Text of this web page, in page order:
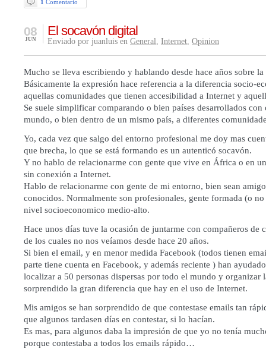
1 Comentario
El socavón digital
08
JUN Enviado por juanluis en General, Internet, Opinion
Mucho se lleva escribiendo y hablando desde hace años sobre la
Básicamente la expresión hace referencia a la diferencia socio-
aquellas comunidades que tienen accesibilidad a Internet y
Se suele simplificar comparando o bien países desarrollados con
mundo, o bien dentro de un mismo país, a diferentes
Yo, cada vez que salgo del entorno profesional me doy mas
que brecha, lo que se está formando es un autenticó socavón.
Y no hablo de relacionarme con gente que vive en África o en
sin conexión a Internet.
Hablo de relacionarme con gente de mi entorno, bien sean
conocidos. Normalmente son profesionales, gente formada (o
nivel socioeconomico medio-alto.
Hace unos días tuve la ocasión de juntarme con compañeros de
de los cuales no nos veíamos desde hace 20 años.
Si bien el email, y en menor medida Facebook (todos tienen
parte tiene cuenta en Facebook, y además reciente ) han
localizar a 50 personas dispersas por todo el mundo y organizar
sorprendido la gran diferencia que hay en el uso de Internet.
Mis amigos se han sorprendido de que contestase emails tan
que algunos tardasen días en contestar, si lo hacían.
Es mas, para algunos daba la impresión de que yo no tenía
porque contestaba a todos los emails rápido…